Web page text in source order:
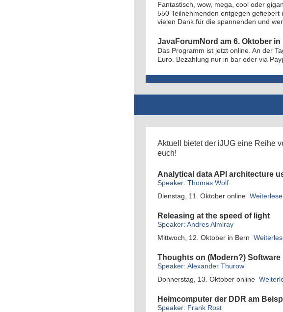
Fantastisch, wow, mega, cool oder
550 Teilnehmenden entgegen
vielen Dank für die spannenden und
JavaForumNord am 6. Oktober in
Das Programm ist jetzt online. An der
Euro. Bezahlung nur in bar oder via
Aktuell bietet der iJUG eine Reihe
euch!
Analytical data API architecture
Speaker: Thomas Wolf
Dienstag, 11. Oktober online
Releasing at the speed of light
Speaker: Andres Almiray
Mittwoch, 12. Oktober in Bern
Thoughts on (Modern?) Software
Speaker: Alexander Thurow
Donnerstag, 13. Oktober online
Heimcomputer der DDR am
Speaker: Frank Rost